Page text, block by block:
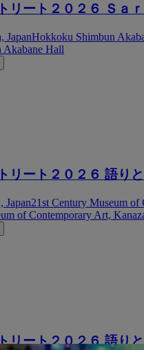
リート２０２６ Ｓａ
JapanHokkoku Shimbun
Hall
リート２０２６ 語り
Japan21st Century Museum
of Contemporary Art,
リート２０２６ 語り